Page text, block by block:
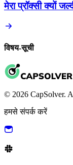
मेरा प्रॉक्सी क्यों
विषय-सूची
© 2026 CapSolver.
हमसे संपर्क करें